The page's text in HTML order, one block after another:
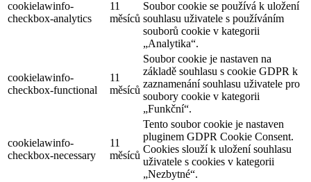
cookielawinfo-
checkbox-analytics
11
měsíců
Soubor cookie se používá k uložení
souhlasu uživatele s používáním
souborů cookie v kategorii
„Analytika“.
cookielawinfo-
checkbox-functional
11
měsíců
Soubor cookie je nastaven na
základě souhlasu s cookie GDPR k
zaznamenání souhlasu uživatele pro
soubory cookie v kategorii
„Funkční“.
cookielawinfo-
checkbox-necessary
11
měsíců
Tento soubor cookie je nastaven
pluginem GDPR Cookie Consent.
Cookies slouží k uložení souhlasu
uživatele s cookies v kategorii
„Nezbytné“.